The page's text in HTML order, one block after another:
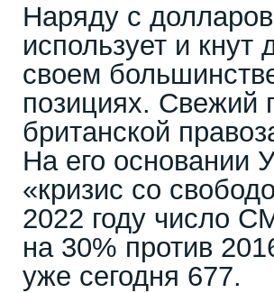
Наряду с
использует и
своем
позициях. Свежий
британской
На его основании
«кризис со
2022 году число
на 30% против
уже сегодня 677.